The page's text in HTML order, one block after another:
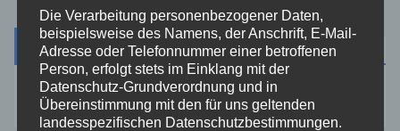
Suche
Die Verarbeitung personenbezogener Daten,
beispielsweise des Namens, der Anschrift, E-Mail-
Adresse oder Telefonnummer einer betroffenen
Person, erfolgt stets im Einklang mit der
Datenschutz-Grundverordnung und in
Übereinstimmung mit den für uns geltenden
landesspezifischen Datenschutzbestimmungen.